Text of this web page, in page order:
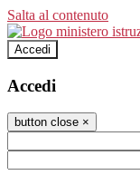
Salta al contenuto
Accedi
Accedi
button close ×